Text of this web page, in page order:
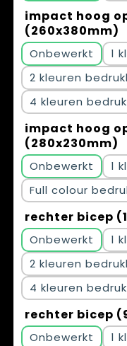
impact hoog
(260x380mm)
Onbewerkt
1
2
4
impact hoog
(280x230mm)
Onbewerkt
1
Full colour
rechter bicep
Onbewerkt
1
2
4
rechter bicep
Onbewerkt
1